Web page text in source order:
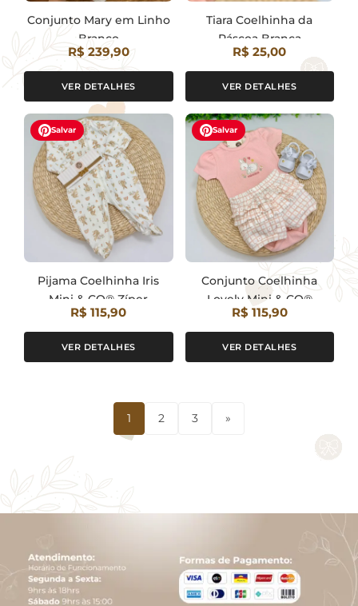
Conjunto Mary em Linho
Branco
R$ 239,90
VER DETALHES
Tiara Coelhinha da
Páscoa Branca
R$ 25,00
VER DETALHES
Salvar
Pijama Coelhinha Iris
Mini & CO® Zíper
R$ 115,90
VER DETALHES
Salvar
Conjunto Coelhinha
Lovely Mini & CO®
R$ 115,90
VER DETALHES
1 2 3 »